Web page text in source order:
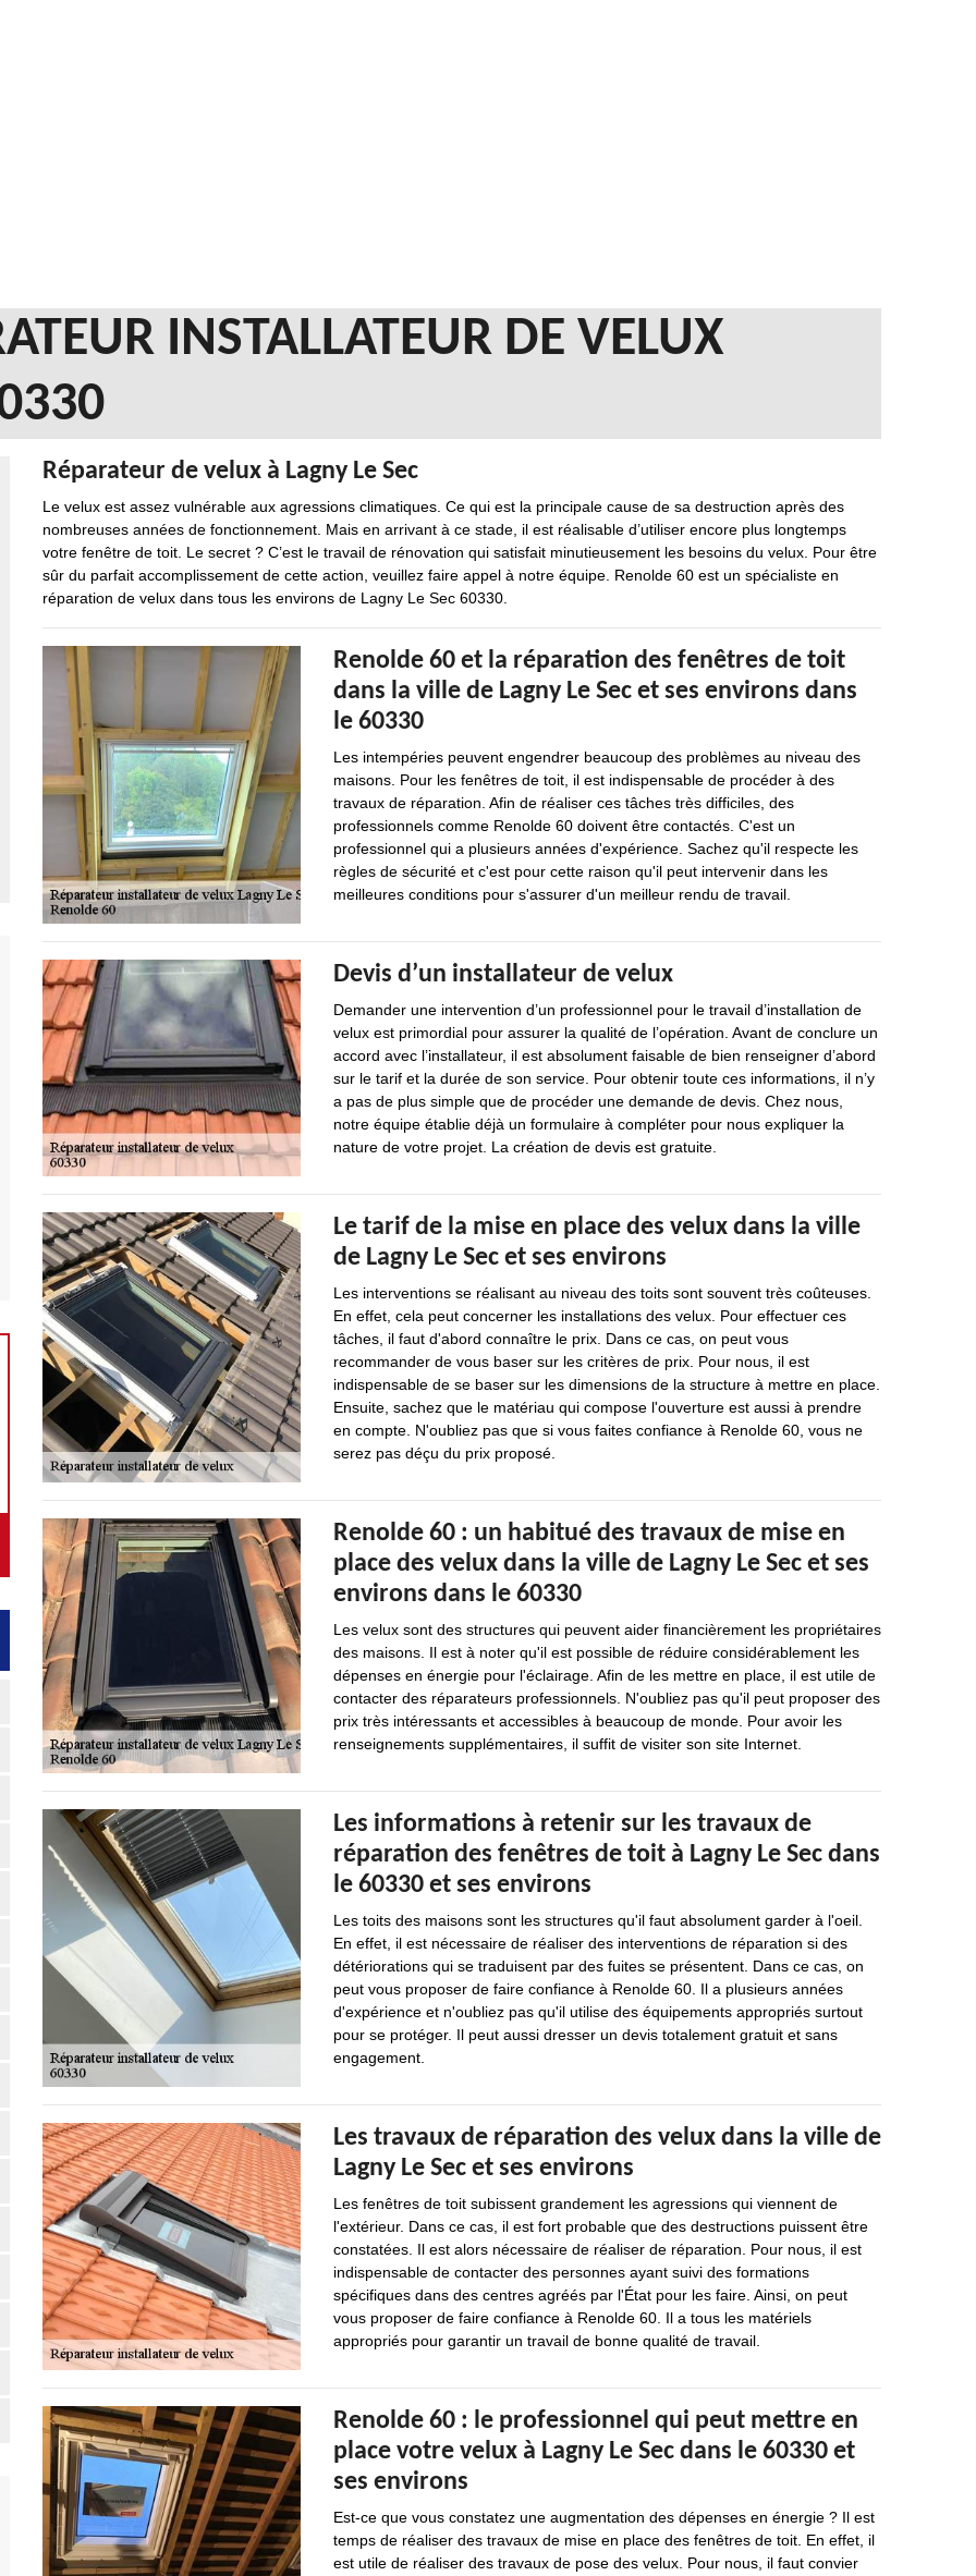
INSTALLATEUR DE VELUX
Réparateur de velux à Lagny Le Sec
Le velux est assez vulnérable aux agressions climatiques. Ce qui est la principale cause de sa destruction après des
nombreuses années de fonctionnement. Mais en arrivant à ce stade, il est réalisable d’utiliser encore plus longtemps
votre fenêtre de toit. Le secret ? C’est le travail de rénovation qui satisfait minutieusement les besoins du velux. Pour être
sûr du parfait accomplissement de cette action, veuillez faire appel à notre équipe. Renolde 60 est un spécialiste en
réparation de velux dans tous les environs de Lagny Le Sec 60330.
Renolde 60 et la réparation des fenêtres de toit
dans la ville de Lagny Le Sec et ses environs dans
le 60330
Les intempéries peuvent engendrer beaucoup des problèmes au niveau des
maisons. Pour les fenêtres de toit, il est indispensable de procéder à des
travaux de réparation. Afin de réaliser ces tâches très difficiles, des
professionnels comme Renolde 60 doivent être contactés. C'est un
professionnel qui a plusieurs années d'expérience. Sachez qu'il respecte les
règles de sécurité et c'est pour cette raison qu'il peut intervenir dans les
meilleures conditions pour s'assurer d'un meilleur rendu de travail.
Devis d’un installateur de velux
Demander une intervention d’un professionnel pour le travail d’installation de
velux est primordial pour assurer la qualité de l’opération. Avant de conclure un
accord avec l’installateur, il est absolument faisable de bien renseigner d’abord
sur le tarif et la durée de son service. Pour obtenir toute ces informations, il n’y
a pas de plus simple que de procéder une demande de devis. Chez nous,
notre équipe établie déjà un formulaire à compléter pour nous expliquer la
nature de votre projet. La création de devis est gratuite.
Le tarif de la mise en place des velux dans la ville
de Lagny Le Sec et ses environs
Les interventions se réalisant au niveau des toits sont souvent très coûteuses.
En effet, cela peut concerner les installations des velux. Pour effectuer ces
tâches, il faut d'abord connaître le prix. Dans ce cas, on peut vous
recommander de vous baser sur les critères de prix. Pour nous, il est
indispensable de se baser sur les dimensions de la structure à mettre en place.
Ensuite, sachez que le matériau qui compose l'ouverture est aussi à prendre
en compte. N'oubliez pas que si vous faites confiance à Renolde 60, vous ne
serez pas déçu du prix proposé.
Renolde 60 : un habitué des travaux de mise en
place des velux dans la ville de Lagny Le Sec et ses
environs dans le 60330
Les velux sont des structures qui peuvent aider financièrement les propriétaires
des maisons. Il est à noter qu'il est possible de réduire considérablement les
dépenses en énergie pour l'éclairage. Afin de les mettre en place, il est utile de
contacter des réparateurs professionnels. N'oubliez pas qu'il peut proposer des
prix très intéressants et accessibles à beaucoup de monde. Pour avoir les
renseignements supplémentaires, il suffit de visiter son site Internet.
Les informations à retenir sur les travaux de
réparation des fenêtres de toit à Lagny Le Sec dans
le 60330 et ses environs
Les toits des maisons sont les structures qu'il faut absolument garder à l'oeil.
En effet, il est nécessaire de réaliser des interventions de réparation si des
détériorations qui se traduisent par des fuites se présentent. Dans ce cas, on
peut vous proposer de faire confiance à Renolde 60. Il a plusieurs années
d'expérience et n'oubliez pas qu'il utilise des équipements appropriés surtout
pour se protéger. Il peut aussi dresser un devis totalement gratuit et sans
engagement.
Les travaux de réparation des velux dans la ville de
Lagny Le Sec et ses environs
Les fenêtres de toit subissent grandement les agressions qui viennent de
l'extérieur. Dans ce cas, il est fort probable que des destructions puissent être
constatées. Il est alors nécessaire de réaliser de réparation. Pour nous, il est
indispensable de contacter des personnes ayant suivi des formations
spécifiques dans des centres agréés par l'État pour les faire. Ainsi, on peut
vous proposer de faire confiance à Renolde 60. Il a tous les matériels
appropriés pour garantir un travail de bonne qualité de travail.
Renolde 60 : le professionnel qui peut mettre en
place votre velux à Lagny Le Sec dans le 60330 et
ses environs
Est-ce que vous constatez une augmentation des dépenses en énergie ? Il est
temps de réaliser des travaux de mise en place des fenêtres de toit. En effet, il
est utile de réaliser des travaux de pose des velux. Pour nous, il faut convier